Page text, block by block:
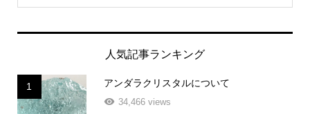
人気記事ランキング
1 アンダラクリスタルについて
34,466 views